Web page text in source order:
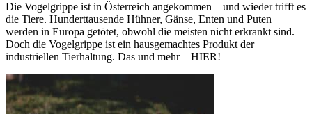
Die Vogelgrippe ist in Österreich angekommen – und wieder trifft es
die Tiere. Hunderttausende Hühner, Gänse, Enten und Puten
werden in Europa getötet, obwohl die meisten nicht erkrankt sind.
Doch die Vogelgrippe ist ein hausgemachtes Produkt der
industriellen Tierhaltung. Das und mehr – HIER!